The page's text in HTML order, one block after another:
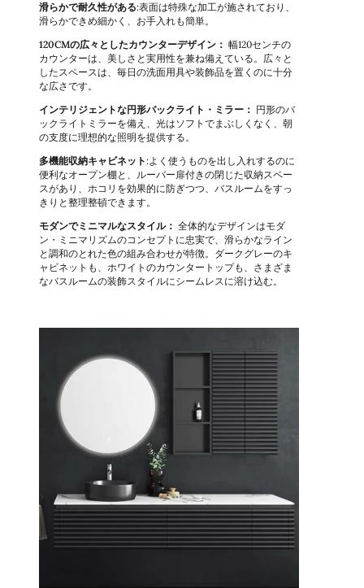
滑らかで耐久性がある:表面は特殊な加工が施されており、
滑らかできめ細かく、お手入れも簡単。
120CMの広々としたカウンターデザイン： 幅120センチの
カウンターは、美しさと実用性を兼ね備えている。広々と
したスペースは、毎日の洗面用具や装飾品を置くのに十分
な広さです。
インテリジェントな円形バックライト・ミラー： 円形のバ
ックライトミラーを備え、光はソフトでまぶしくなく、朝
の支度に理想的な照明を提供する。
多機能収納キャビネット:よく使うものを出し入れするのに
便利なオープン棚と、ルーバー扉付きの閉じた収納スペー
スがあり、ホコリを効果的に防ぎつつ、バスルームをすっ
きりと整理整頓できます。
モダンでミニマルなスタイル： 全体的なデザインはモダ
ン・ミニマリズムのコンセプトに忠実で、滑らかなライン
と調和のとれた色の組み合わせが特徴。ダークグレーのキ
ャビネットも、ホワイトのカウンタートップも、さまざま
なバスルームの装飾スタイルにシームレスに溶け込む。